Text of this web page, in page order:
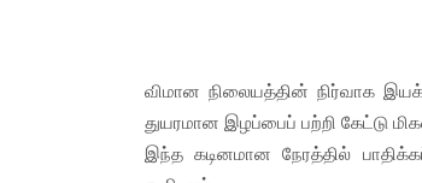
விமான நிலையத்தின் நிர்வாக
துயரமான இழப்பைப் பற்றி கேட்டு
இந்த கடினமான நேரத்தில்